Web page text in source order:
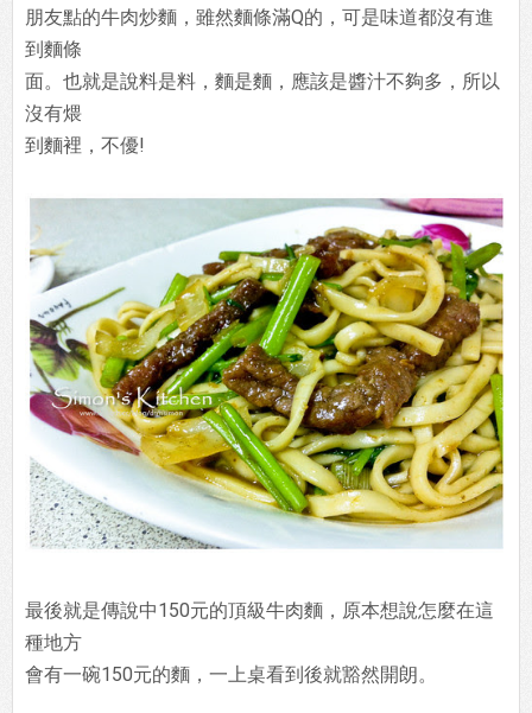
朋友點的牛肉炒麵，雖然麵條滿Q的，可是味道都沒有進
到麵條
面。也就是說料是料，麵是麵，應該是醬汁不夠多，所以
沒有煨
到麵裡，不優!
最後就是傳說中150元的頂級牛肉麵，原本想說怎麼在這
種地方
會有一碗150元的麵，一上桌看到後就豁然開朗。